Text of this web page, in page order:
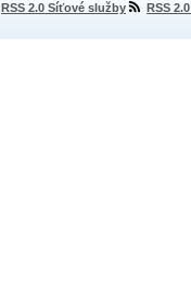
RSS 2.0 Síťové služby RSS